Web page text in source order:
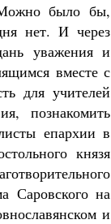
было бы,
нет. И через
уважения и
вместе с
для учителей
познакомить
епархии в
князя
Саровского на
и